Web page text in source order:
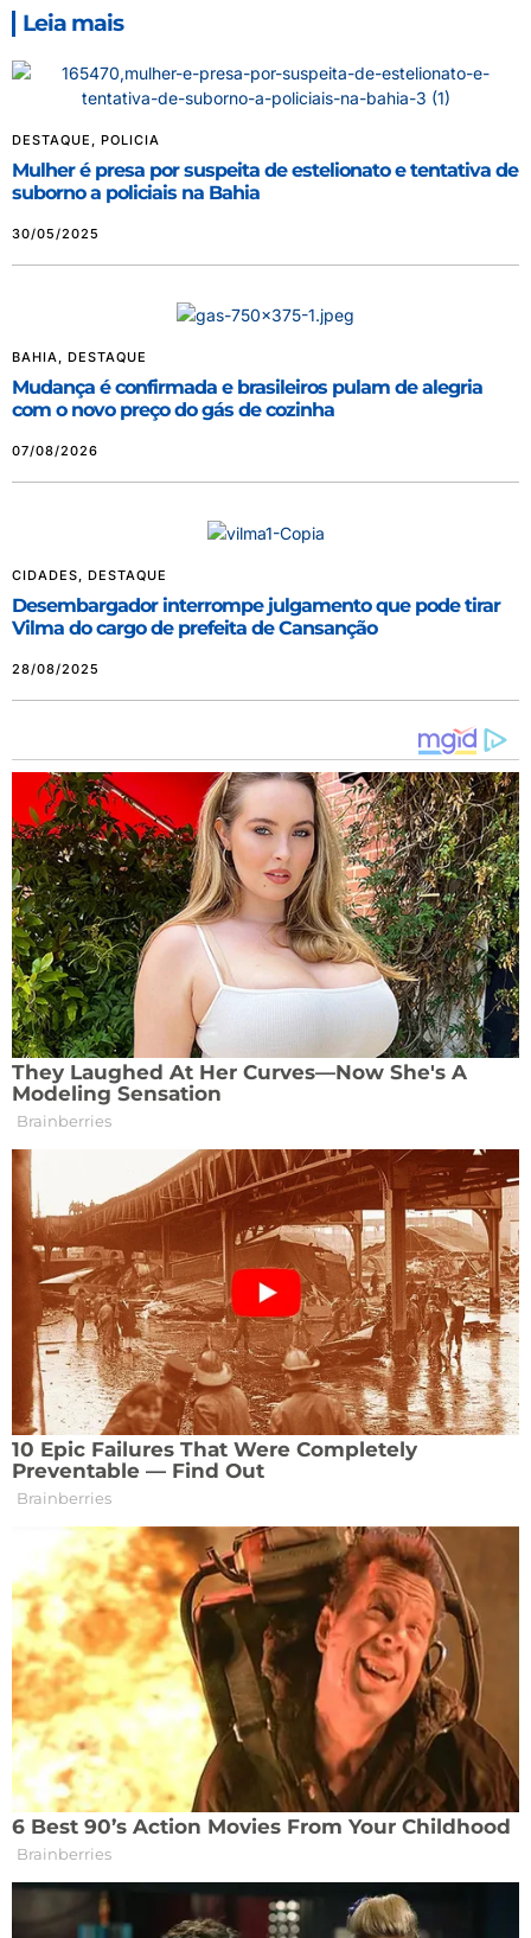
Leia mais
DESTAQUE POLICIA
Mulher é presa por suspeita de estelionato e tentativa de
suborno a policiais na Bahia
30/05/2025
BAHIA, DESTAQUE
Mudança é confirmada e brasileiros pulam de alegria
com o novo preço do gás de cozinha
07/08/2026
CIDADES, DESTAQUE
Desembargador interrompe julgamento que pode tirar
Vilma do cargo de prefeita de Cansanção
28/08/2025